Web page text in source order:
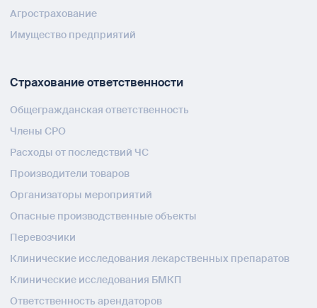
Агрострахование
Имущество предприятий
Страхование ответственности
Общегражданская ответственность
Члены СРО
Расходы от последствий ЧС
Производители товаров
Организаторы мероприятий
Опасные производственные объекты
Перевозчики
Клинические исследования лекарственных препаратов
Клинические исследования БМКП
Ответственность арендаторов